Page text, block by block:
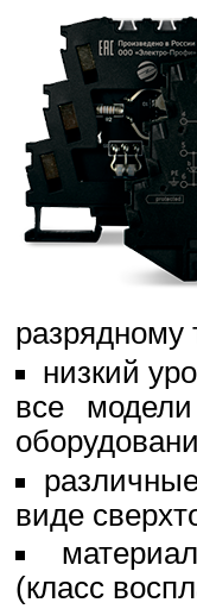
разрядному
низкий
все
виде
(класс